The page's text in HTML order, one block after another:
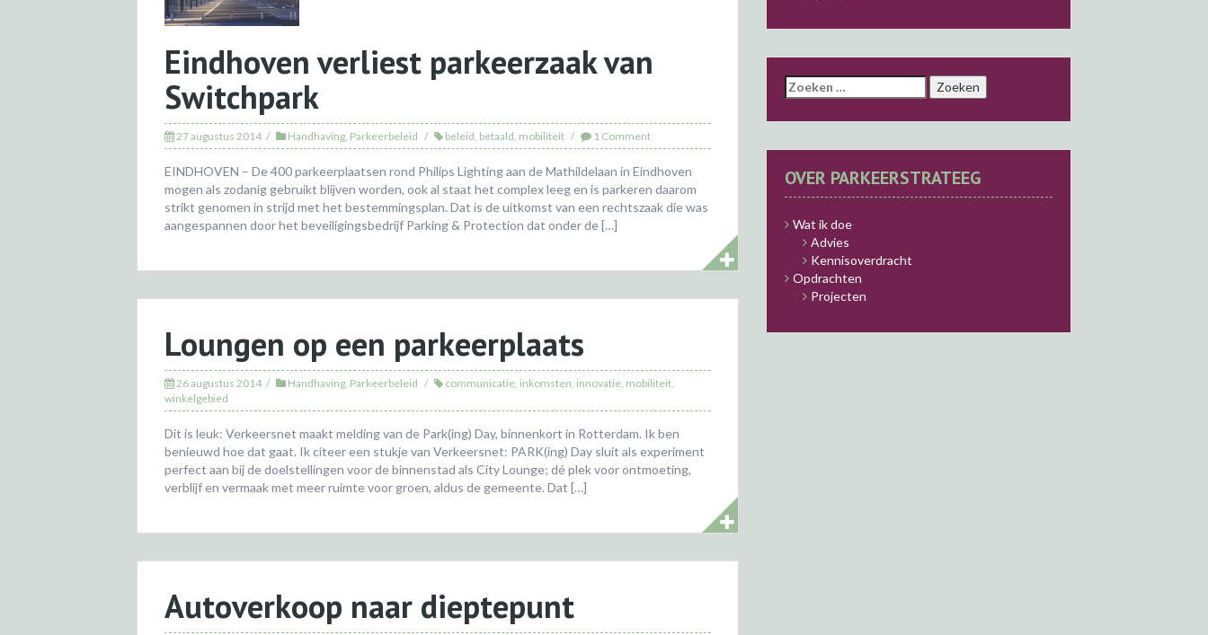
Eindhoven verliest parkeerzaak van
Switchpark
27 augustus 2014 Handhaving, Parkeerbeleid beleid, betaald, mobiliteit 1 Comment
EINDHOVEN – De 400 parkeerplaatsen rond Philips Lighting aan de Mathildelaan in Eindhoven
mogen als zodanig gebruikt blijven worden, ook al staat het complex leeg en is parkeren daarom
strikt genomen in strijd met het bestemmingsplan. Dat is de uitkomst van een rechtszaak die was
aangespannen door het beveiligingsbedrijf Parking & Protection dat onder de […]
Loungen op een parkeerplaats
26 augustus 2014 Handhaving, Parkeerbeleid communicatie, inkomsten, innovatie, mobiliteit,
winkelgebied
Dit is leuk: Verkeersnet maakt melding van de Park(ing) Day, binnenkort in Rotterdam. Ik ben
benieuwd hoe dat gaat. Ik citeer een stukje van Verkeersnet: PARK(ing) Day sluit als experiment
perfect aan bij de doelstellingen voor de binnenstad als City Lounge; dé plek voor ontmoeting,
verblijf en vermaak met meer ruimte voor groen, aldus de gemeente. Dat […]
Autoverkoop naar dieptepunt
Zoeken
naar:
OVER PARKEERSTRATEEG
Wat ik doe
Advies
Kennisoverdracht
Opdrachten
Projecten